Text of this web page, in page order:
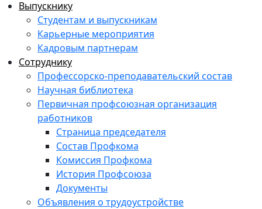
Выпускнику
Студентам и выпускникам
Карьерные мероприятия
Кадровым партнерам
Сотруднику
Профессорско-преподавательский состав
Научная библиотека
Первичная профсоюзная организация
работников
Страница председателя
Состав Профкома
Комиссия Профкома
История Профсоюза
Документы
Объявления о трудоустройстве